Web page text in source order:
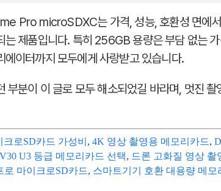
Pro microSDXC는 가격, 성능, 호환성 면에서
는 제품입니다. 특히 256GB 용량은 부담 없는
에이터까지 모두에게 사랑받고 있습니다.
부분이 이 글로 모두 해소되었길 바라며, 멋진
크로SD카드 가성비 , 4K 영상 촬영용 메모리카드,
V30 U3 등급 메모리카드 선택, 드론 고화질 영상 촬
로 마이크로SD카드, 스마트기기 호환 대용량 메모